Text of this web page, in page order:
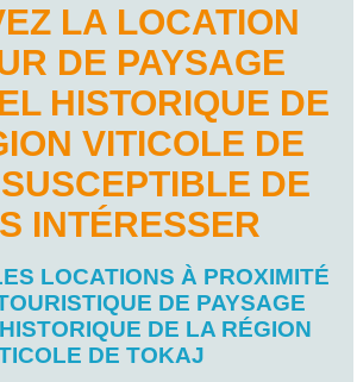
LA LOCATION
DE PAYSAGE
HISTORIQUE DE
VITICOLE DE
DE
INTÉRESSER
LOCATIONS À PROXIMITÉ
DE PAYSAGE
DE LA RÉGION
DE TOKAJ